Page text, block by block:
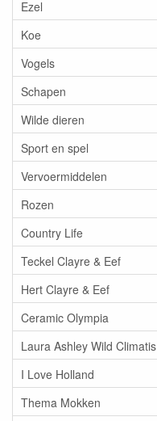
Ezel
Koe
Vogels
Schapen
Wilde dieren
Sport en spel
Vervoermiddelen
Rozen
Country Life
Teckel Clayre & Eef
Hert Clayre & Eef
Ceramic Olympia
Laura Ashley Wild Climatis
I Love Holland
Thema Mokken